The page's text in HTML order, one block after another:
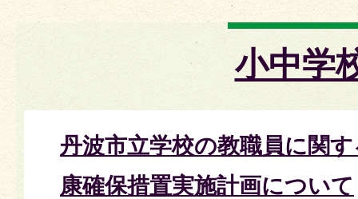
小中学
丹波市立学校の教職員に関
康確保措置実施計画について